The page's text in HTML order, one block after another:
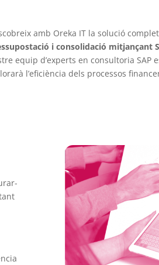
amb Oreka IT la solució
i consolidació mitjançant
equip d’experts en consultoria
l’eficiència dels processos